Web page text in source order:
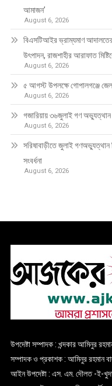
আমাজন’
August 6, 2026
বিএসটিআইর ভ্রাম্যমাণ
উৎপাদন, রাজশাহীর আরাফাত
August 6, 2026
৫ আগস্ট উপলক্ষে গোপালগঞ্জে
August 6, 2026
গজারিয়ায় ৩৬জুলাই গণ
August 6, 2026
সরিষাবাড়ীতে জুলাই
সংবর্ধনা
August 6, 2026
উপদেষ্টা সম্পাদক : খন্দকার আমিনুর
সম্পাদক ও প্রকাশক : আমিনুর রহমান
আইন উপদেষ্টা : এস. এম. দৌলত -ই-